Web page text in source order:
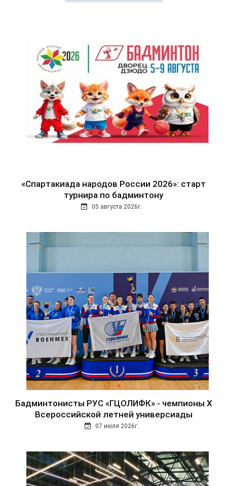
«Спартакиада народов России 2026»: старт
турнира по бадминтону
05 августа 2026г.
Бадминтонисты РУС «ГЦОЛИФК» - чемпионы Х
Всероссийской летней универсиады
07 июля 2026г.